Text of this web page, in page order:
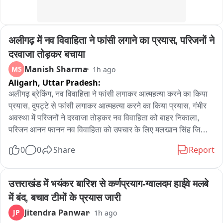
अलीगढ़ में नव विवाहिता ने फांसी लगाने का प्रयास, परिजनों ने
दरवाजा तोड़कर बचाया
MS Manish Sharma 1h ago
Aligarh, Uttar Pradesh:
अलीगढ़ ब्रेकिंग, नव विवाहिता ने फांसी लगाकर आत्महत्या करने का किया
प्रयास, दुपट्टे से फांसी लगाकर आत्महत्या करने का किया प्रयास, गंभीर
अवस्था में परिजनों ने दरवाजा तोड़कर नव विवाहिता को बाहर निकाला,
परिजन आनन फानन नव विवाहिता को उपचार के लिए मलखान सिंह जिला
कॉलेज के लिए किया रेफर, अलीगढ़ के थाना गांधी पार्क के इलाके के
0 0 Share Report
उत्तराखंड में भयंकर बारिश से कर्णप्रयाग-ग्वालदम हाईवे मलबे
में बंद, बचाव टीमों के प्रयास जारी
JP Jitendra Panwar 1h ago